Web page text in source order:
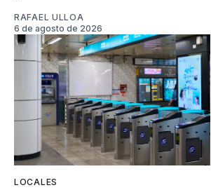
RAFAEL ULLOA
6 de agosto de 2026
LOCALES